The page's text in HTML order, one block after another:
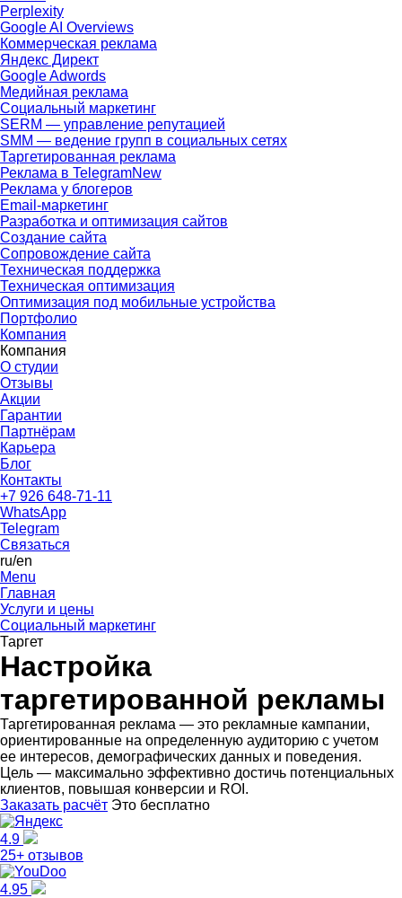
Perplexity
Google AI Overviews
Коммерческая реклама
Яндекс Директ
Google Adwords
Медийная реклама
Социальный маркетинг
SERM — управление репутацией
SMM — ведение групп в социальных сетях
Таргетированная реклама
Реклама в TelegramNew
Реклама у блогеров
Email-маркетинг
Разработка и оптимизация сайтов
Создание сайта
Сопровождение сайта
Техническая поддержка
Техническая оптимизация
Оптимизация под мобильные устройства
Портфолио
Компания
Компания
О студии
Отзывы
Акции
Гарантии
Партнёрам
Карьера
Блог
Контакты
+7 926 648-71-11
WhatsApp
Telegram
Связаться
ru/en
Menu
Главная
Услуги и цены
Социальный маркетинг
Таргет
Настройка
таргетированной рекламы
Таргетированная реклама — это рекламные кампании,
ориентированные на определенную аудиторию с учетом
ее интересов, демографических данных и поведения.
Цель — максимально эффективно достичь потенциальных
клиентов, повышая конверсии и ROI.
Заказать расчёт Это бесплатно
4.9
25+ отзывов
4.95